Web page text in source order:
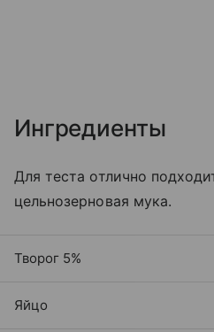
Ингредиенты
Для теста отлично
цельнозерновая мука.
Творог 5%
Яйцо